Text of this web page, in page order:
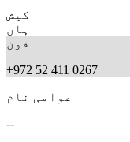
کیش
ہاں
فون
+972 52 411 0267
عوامی نام
--